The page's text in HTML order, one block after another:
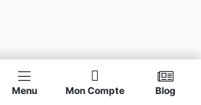
Menu Mon Compte Blog